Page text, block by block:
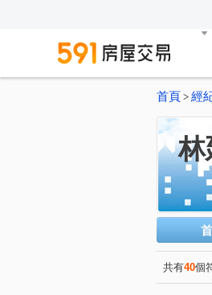
首頁 > 經
林
共有40個